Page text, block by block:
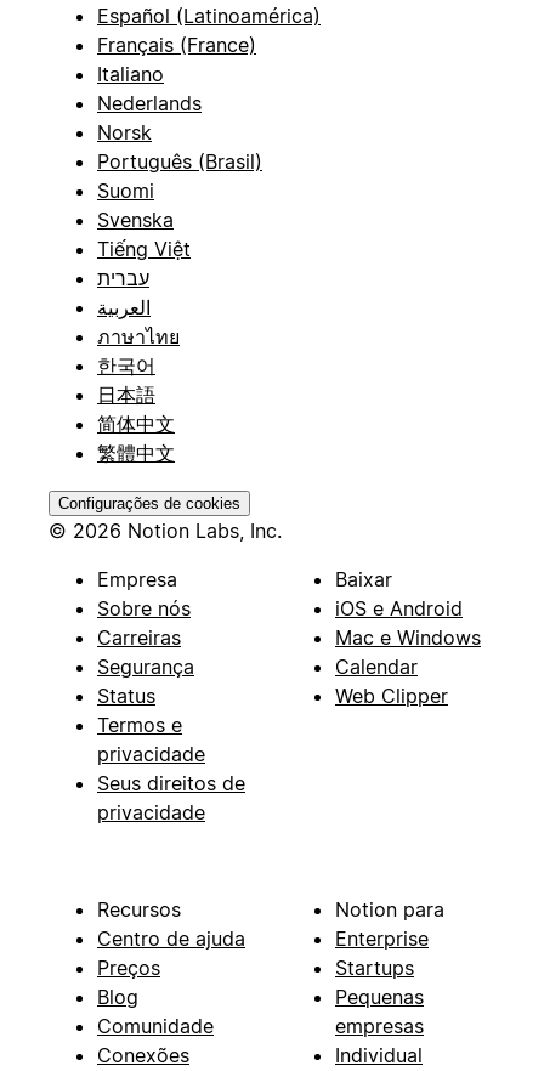
Español (Latinoamérica)
Français (France)
Italiano
Nederlands
Norsk
Português (Brasil)
Suomi
Svenska
Tiếng Việt
עברית
العربية
ภาษาไทย
한국어
日本語
简体中文
繁體中文
Configurações de cookies
© 2026 Notion Labs, Inc.
Empresa
Sobre nós
Carreiras
Segurança
Status
Termos e
privacidade
Seus direitos de
privacidade
Baixar
iOS e Android
Mac e Windows
Calendar
Web Clipper
Recursos
Centro de ajuda
Preços
Blog
Comunidade
Conexões
Notion para
Enterprise
Startups
Pequenas
empresas
Individual